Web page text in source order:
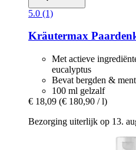
5.0 (1)
Kräutermax
Met actieve
eucalyptus
Bevat bergden &
100 ml gelzalf
€ 18,09 (€ 180,90 / l)
Bezorging uiterlijk op 13.